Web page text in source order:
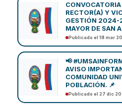
RECTOR(A) Y
GESTIÓN 2024-
MAYOR DE SAN
Publicado el 18 mar
📢
AVISO
COMUNIDAD
POBLACIÓN. 📌
Publicado el 27 dic